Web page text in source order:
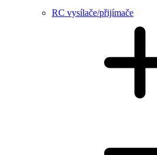
RC vysílače/přijímače